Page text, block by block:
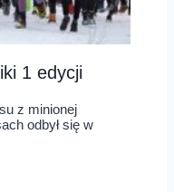
1 edycji
z minionej
odbył się w